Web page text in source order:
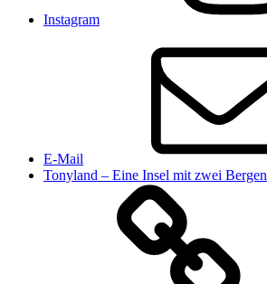
Instagram
E-Mail
Tonyland – Eine Insel mit zwei Bergen